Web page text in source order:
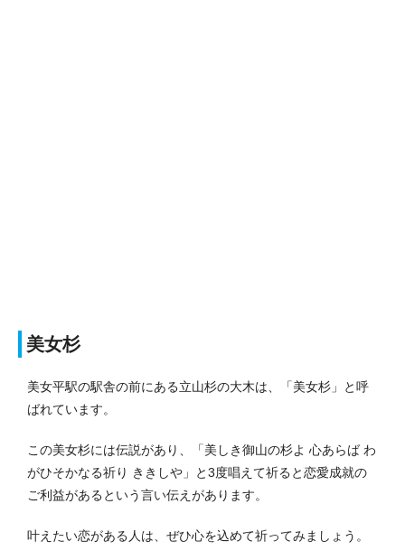
美女杉
美女平駅の駅舎の前にある立山杉の大木は、「美女杉」と呼
ばれています。
この美女杉には伝説があり、「美しき御山の杉よ 心あらば わ
がひそかなる祈り ききしや」と3度唱えて祈ると恋愛成就の
ご利益があるという言い伝えがあります。
叶えたい恋がある人は、ぜひ心を込めて祈ってみましょう。